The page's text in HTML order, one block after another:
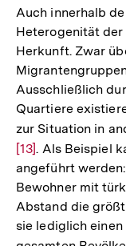
Auch innerhalb
Heterogenität
Herkunft. Zwar
Ausschließlich
Quartiere
zur Situation in
[13]. Als Beispiel
angeführt
Bewohner mit
Abstand die
sie lediglich